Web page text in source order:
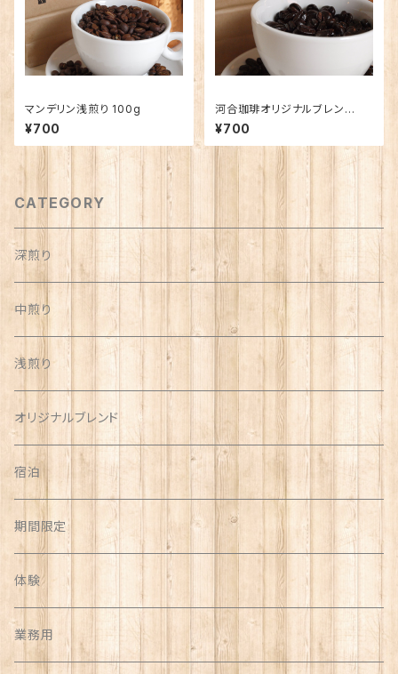
マンデリン浅煎り 100g
¥700
河合珈琲オリジナルブレン
ド 〜大地〜 100g
¥700
CATEGORY
深煎り
中煎り
浅煎り
オリジナルブレンド
宿泊
期間限定
体験
業務用